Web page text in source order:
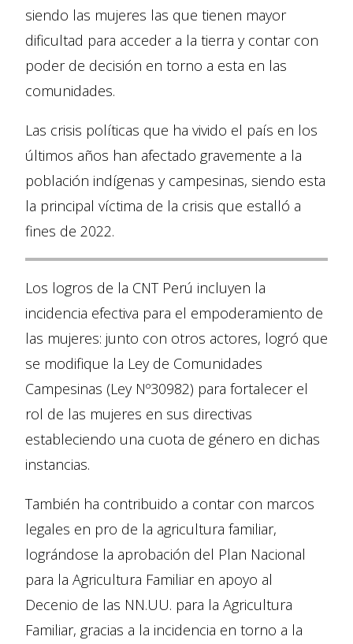
siendo las mujeres las que tienen mayor
dificultad para acceder a la tierra y contar con
poder de decisión en torno a esta en las
comunidades.
Las crisis políticas que ha vivido el país en los
últimos años han afectado gravemente a la
población indígenas y campesinas, siendo esta
la principal víctima de la crisis que estalló a
fines de 2022.
Los logros de la CNT Perú incluyen la
incidencia efectiva para el empoderamiento de
las mujeres: junto con otros actores, logró que
se modifique la Ley de Comunidades
Campesinas (Ley Nº30982) para fortalecer el
rol de las mujeres en sus directivas
estableciendo una cuota de género en dichas
instancias.
También ha contribuido a contar con marcos
legales en pro de la agricultura familiar,
lográndose la aprobación del Plan Nacional
para la Agricultura Familiar en apoyo al
Decenio de las NN.UU. para la Agricultura
Familiar, gracias a la incidencia en torno a la